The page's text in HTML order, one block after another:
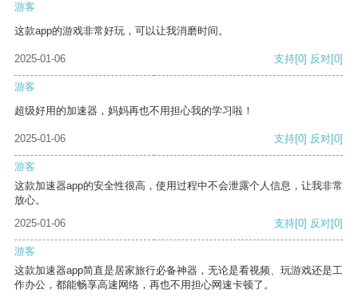
游客
这款app的游戏非常好玩，可以让我消磨时间。
2025-01-06 支持[0] 反对[0]
游客
超级好用的加速器，妈妈再也不用担心我的学习啦！
2025-01-06 支持[0] 反对[0]
游客
这款加速器app的安全性很高，使用过程中不会泄露个人信息，让我非常
放心。
2025-01-06
支持[0] 反对[0]
游客
这款加速器app简直是居家旅行必备神器，无论是看视频、玩游戏还是工
作办公，都能畅享高速网络，再也不用担心网速卡顿了。